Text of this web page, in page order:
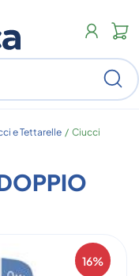
e Tettarelle / Ciucci
16%